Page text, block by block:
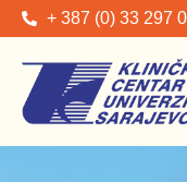
+ 387 (0) 33 297